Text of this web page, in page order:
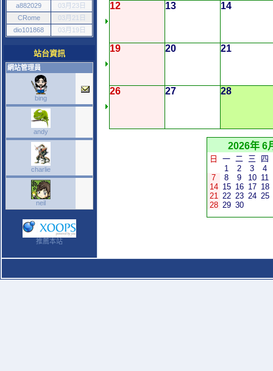
a882029
03月23日
CRome
03月21日
dio101868
03月19日
站台資訊
網站管理員
bing
andy
charlie
neil
推薦本站
12 13 14
19 20 21
26 27 28
2026年 6
日 一 二 三
四
1
2 3
4
7
8 9 10 11
14 15 16 17 18
21 22 23 24 25
28 29 30